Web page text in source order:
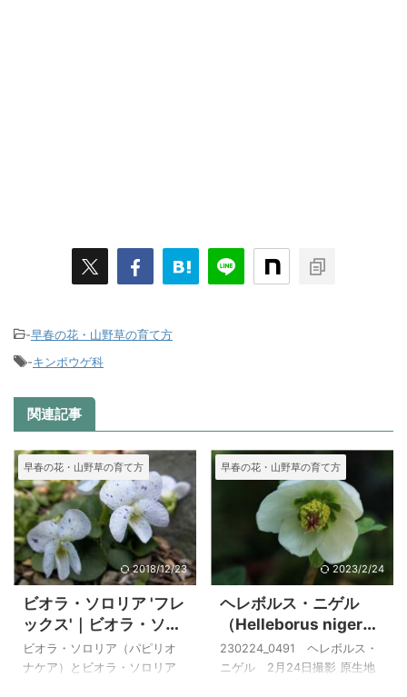
-早春の花・山野草の育て方
-キンポウゲ科
関連記事
早春の花・山野草の育て方
2018/12/23
ビオラ・ソロリア 'フレ
ックス'｜ビオラ・ソロ
リア 'パピリオナケ
ア'｜ビオラ・ソロリア
ビオラ・ソロリア（パピリオ
ナケア）とビオラ・ソロリア
早春の花・山野草の育て方
2023/2/24
ヘレボルス・ニゲル
（Helleborus niger）
、ヘレボルス・バラリ
ア（ニゲル x ステルニ
230224_0491 ヘレボルス・
ニゲル 2月24日撮影 原生地